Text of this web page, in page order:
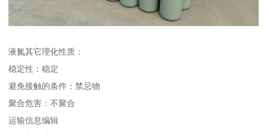
液氮其它理化性质：
稳定性：稳定
避免接触的条件：禁忌物
聚合危害：不聚合
运输信息编辑